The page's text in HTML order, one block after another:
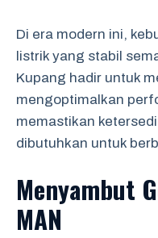
Di era modern ini,
listrik yang stabil
Kupang hadir untuk
mengoptimalkan
memastikan
dibutuhkan untuk
Menyambut
MAN